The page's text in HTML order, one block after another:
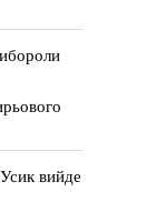
вийде